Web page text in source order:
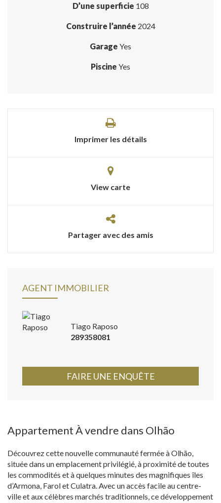
D’une superficie 108
Construire l’année 2024
Garage Yes
Piscine Yes
Imprimer les détails
View carte
Partager avec des amis
AGENT IMMOBILIER
Tiago Raposo
289358081
FAIRE UNE ENQUÊTE
Appartement À vendre dans Olhão
Découvrez cette nouvelle communauté fermée à Olhão,
située dans un emplacement privilégié, à proximité de toutes
les commodités et à quelques minutes des magnifiques îles
d’Armona, Farol et Culatra. Avec un accès facile au centre-
ville et aux célèbres marchés traditionnels, ce développement